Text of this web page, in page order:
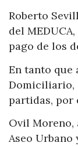
Roberto
del
pago de los
En tanto que
Domiciliario,
partidas, por
Ovil
Aseo